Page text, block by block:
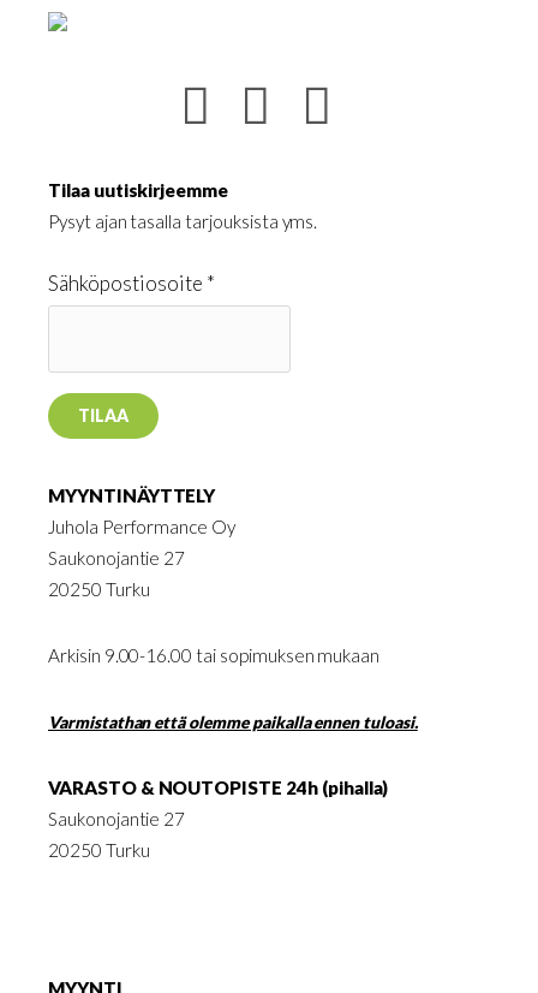
Tilaa uutiskirjeemme
Pysyt ajan tasalla tarjouksista yms.
Sähköpostiosoite *
MYYNTINÄYTTELY
Juhola Performance Oy
Saukonojantie 27
20250 Turku
Arkisin 9.00-16.00 tai sopimuksen mukaan
Varmistathan että olemme paikalla ennen tuloasi.
VARASTO & NOUTOPISTE 24h (pihalla)
Saukonojantie 27
20250 Turku
MYYNTI